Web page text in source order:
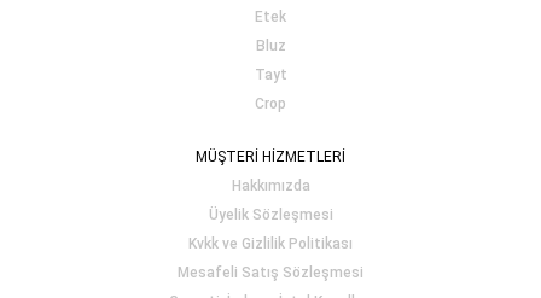
Etek
Bluz
Tayt
Crop
MÜŞTERİ HİZMETLERİ
Hakkımızda
Üyelik Sözleşmesi
Kvkk ve Gizlilik Politikası
Mesafeli Satış Sözleşmesi